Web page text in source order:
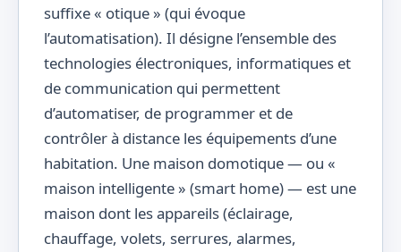
suffixe « otique » (qui évoque
l’automatisation). Il désigne l’ensemble des
technologies électroniques, informatiques et
de communication qui permettent
d’automatiser, de programmer et de
contrôler à distance les équipements d’une
habitation. Une maison domotique — ou «
maison intelligente » (smart home) — est une
maison dont les appareils (éclairage,
chauffage, volets, serrures, alarmes,